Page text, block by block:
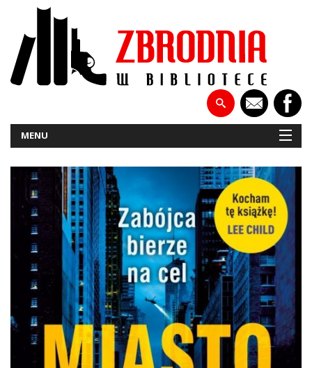
MENU
NOWOŚCI
PATRONATY
WYWIADY
RECENZJE
DO CZYTANIA
NA EKRANIE